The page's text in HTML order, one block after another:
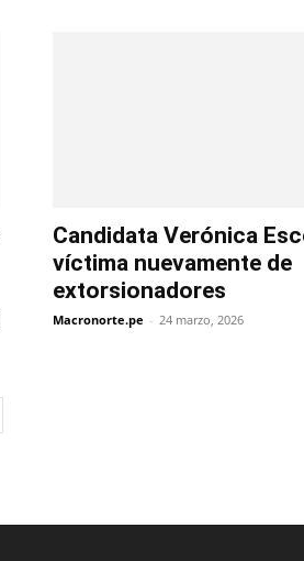
Candidata Verónica
víctima nuevamente de
extorsionadores
Macronorte.pe - 24 marzo, 2026